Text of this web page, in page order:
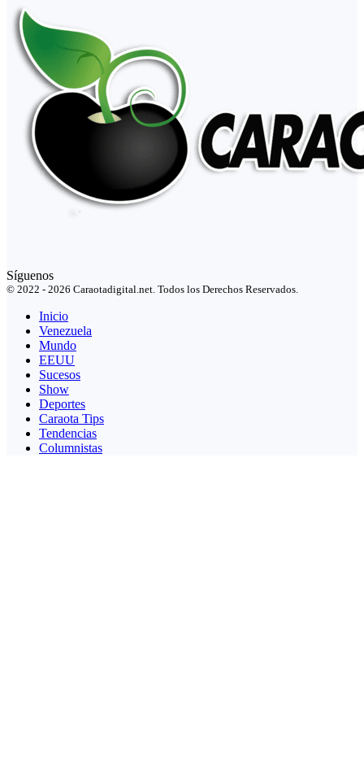
Síguenos
© 2022 - 2026 Caraotadigital.net. Todos los Derechos Reservados.
Inicio
Venezuela
Mundo
EEUU
Sucesos
Show
Deportes
Caraota Tips
Tendencias
Columnistas